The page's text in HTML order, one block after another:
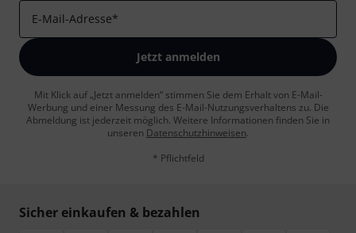
E-Mail-Adresse*
Jetzt anmelden
Mit Klick auf „Jetzt anmelden“ stimmen Sie dem Erhalt von E-Mail-
Werbung und einer Messung des E-Mail-Nutzungsverhaltens zu. Die
Abmeldung ist jederzeit möglich. Weitere Informationen finden Sie in
unseren Datenschutzhinweisen.
* Pflichtfeld
Sicher einkaufen & bezahlen